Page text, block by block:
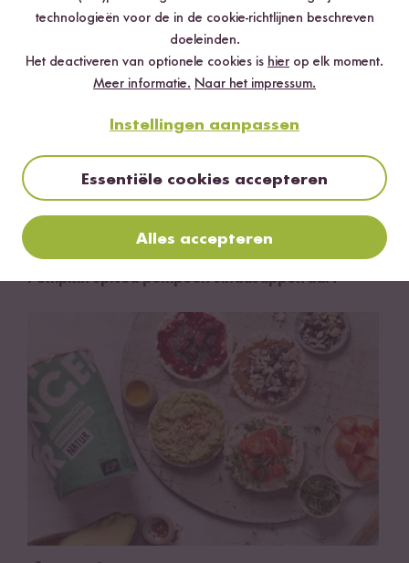
Pumpkin spiced pompoen-sinaasappeltaart
technologieën voor de in de cookie-richtlijnen beschreven
doeleinden.
Het deactiveren van optionele cookies is hier op elk moment.
Meer informatie. Naar het impressum.
Instellingen aanpassen
Essentiële cookies accepteren
Alles accepteren